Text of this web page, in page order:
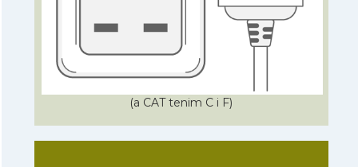
(a CAT tenim C i F)